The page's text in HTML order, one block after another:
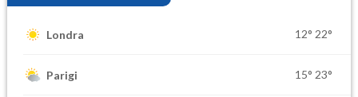
Londra 12° 22°
Parigi 15° 23°